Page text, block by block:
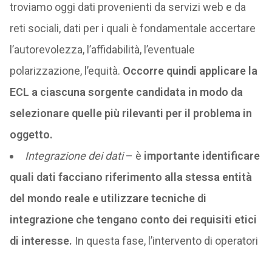
troviamo oggi dati provenienti da servizi web e da
reti sociali, dati per i quali è fondamentale accertare
l’autorevolezza, l’affidabilità, l’eventuale
polarizzazione, l’equità. Occorre quindi applicare la
ECL a ciascuna sorgente candidata in modo da
selezionare quelle più rilevanti per il problema in
oggetto.
Integrazione dei dati– è importante identificare
quali dati facciano riferimento alla stessa entità
del mondo reale e utilizzare tecniche di
integrazione che tengano conto dei requisiti etici
di interesse. In questa fase, l’intervento di operatori